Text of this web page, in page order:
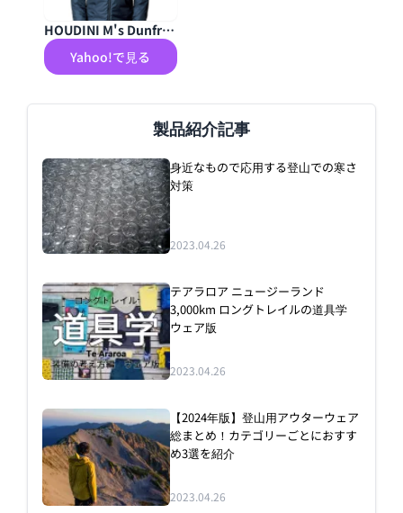
HOUDINI M's Dunfri D
eep Sea Blue フーディ
ニ ダンフリ アウター
Yahoo!で見る
製品紹介記事
身近なもので応用する登山での寒さ
対策
2023.04.26
テアラロア ニュージーランド
3,000km ロングトレイルの道具学
ウェア版
2023.04.26
【2024年版】登山用アウターウェア
総まとめ！カテゴリーごとにおすす
め3選を紹介
2023.04.26